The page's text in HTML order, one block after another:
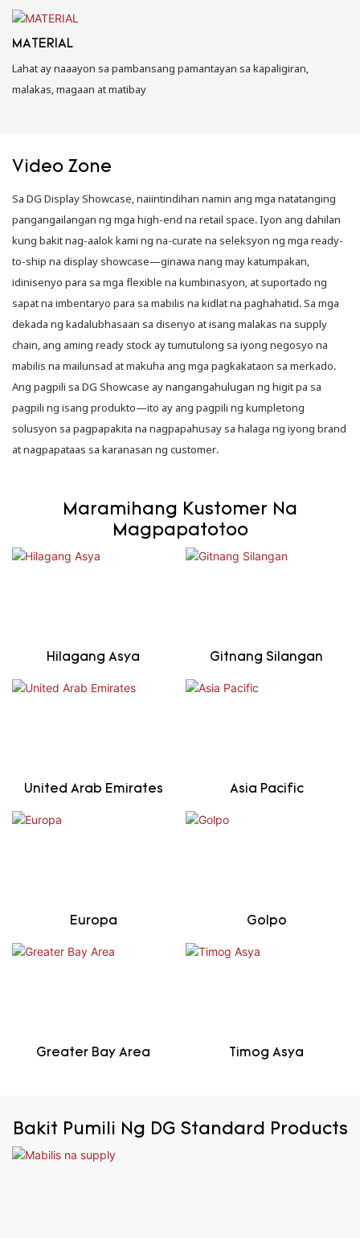
MATERIAL
Lahat ay naaayon sa pambansang pamantayan sa kapaligiran,
malakas, magaan at matibay
Video Zone
Sa DG Display Showcase, naiintindihan namin ang mga natatanging
pangangailangan ng mga high-end na retail space. Iyon ang dahilan
kung bakit nag-aalok kami ng na-curate na seleksyon ng mga ready-
to-ship na display showcase—ginawa nang may katumpakan,
idinisenyo para sa mga flexible na kumbinasyon, at suportado ng
sapat na imbentaryo para sa mabilis na kidlat na paghahatid. Sa mga
dekada ng kadalubhasaan sa disenyo at isang malakas na supply
chain, ang aming ready stock ay tumutulong sa iyong negosyo na
mabilis na mailunsad at makuha ang mga pagkakataon sa merkado.
Ang pagpili sa DG Showcase ay nangangahulugan ng higit pa sa
pagpili ng isang produkto—ito ay ang pagpili ng kumpletong
solusyon sa pagpapakita na nagpapahusay sa halaga ng iyong brand
at nagpapataas sa karanasan ng customer.
Maramihang Kustomer Na
Magpapatotoo
Hilagang Asya Gitnang Silangan
United Arab Emirates Asia Pacific
Europa Golpo
Greater Bay Area Timog Asya
Bakit Pumili Ng DG Standard Products